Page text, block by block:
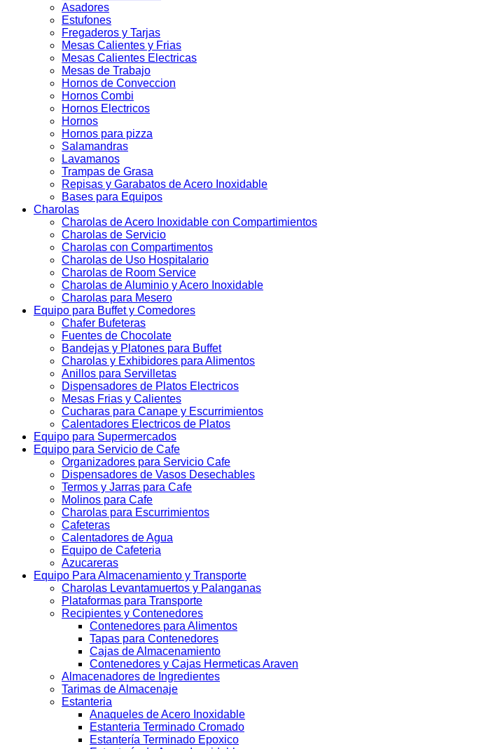
Asadores
Estufones
Fregaderos y Tarjas
Mesas Calientes y Frias
Mesas Calientes Electricas
Mesas de Trabajo
Hornos de Conveccion
Hornos Combi
Hornos Electricos
Hornos
Hornos para pizza
Salamandras
Lavamanos
Trampas de Grasa
Repisas y Garabatos de Acero Inoxidable
Bases para Equipos
Charolas
Charolas de Acero Inoxidable con Compartimientos
Charolas de Servicio
Charolas con Compartimentos
Charolas de Uso Hospitalario
Charolas de Room Service
Charolas de Aluminio y Acero Inoxidable
Charolas para Mesero
Equipo para Buffet y Comedores
Chafer Bufeteras
Fuentes de Chocolate
Bandejas y Platones para Buffet
Charolas y Exhibidores para Alimentos
Anillos para Servilletas
Dispensadores de Platos Electricos
Mesas Frias y Calientes
Cucharas para Canape y Escurrimientos
Calentadores Electricos de Platos
Equipo para Supermercados
Equipo para Servicio de Cafe
Organizadores para Servicio Cafe
Dispensadores de Vasos Desechables
Termos y Jarras para Cafe
Molinos para Cafe
Charolas para Escurrimientos
Cafeteras
Calentadores de Agua
Equipo de Cafeteria
Azucareras
Equipo Para Almacenamiento y Transporte
Charolas Levantamuertos y Palanganas
Plataformas para Transporte
Recipientes y Contenedores
Contenedores para Alimentos
Tapas para Contenedores
Cajas de Almacenamiento
Contenedores y Cajas Hermeticas Araven
Almacenadores de Ingredientes
Tarimas de Almacenaje
Estanteria
Anaqueles de Acero Inoxidable
Estanteria Terminado Cromado
Estantería Terminado Epoxico